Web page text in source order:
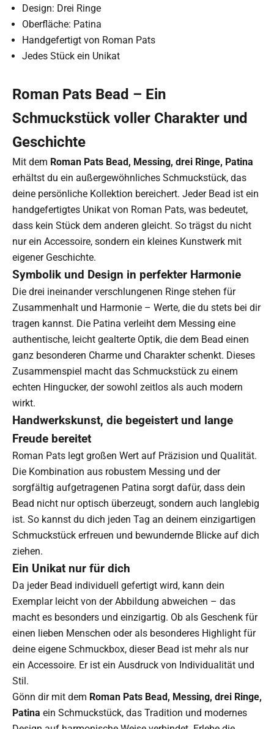
Design: Drei Ringe
Oberfläche: Patina
Handgefertigt von Roman Pats
Jedes Stück ein Unikat
Roman Pats Bead – Ein
Schmuckstück voller Charakter und
Geschichte
Mit dem Roman Pats Bead, Messing, drei Ringe, Patina
erhältst du ein außergewöhnliches Schmuckstück, das
deine persönliche Kollektion bereichert. Jeder Bead ist ein
handgefertigtes Unikat von Roman Pats, was bedeutet,
dass kein Stück dem anderen gleicht. So trägst du nicht
nur ein Accessoire, sondern ein kleines Kunstwerk mit
eigener Geschichte.
Symbolik und Design in perfekter Harmonie
Die drei ineinander verschlungenen Ringe stehen für
Zusammenhalt und Harmonie – Werte, die du stets bei dir
tragen kannst. Die Patina verleiht dem Messing eine
authentische, leicht gealterte Optik, die dem Bead einen
ganz besonderen Charme und Charakter schenkt. Dieses
Zusammenspiel macht das Schmuckstück zu einem
echten Hingucker, der sowohl zeitlos als auch modern
wirkt.
Handwerkskunst, die begeistert und lange
Freude bereitet
Roman Pats legt großen Wert auf Präzision und Qualität.
Die Kombination aus robustem Messing und der
sorgfältig aufgetragenen Patina sorgt dafür, dass dein
Bead nicht nur optisch überzeugt, sondern auch langlebig
ist. So kannst du dich jeden Tag an deinem einzigartigen
Schmuckstück erfreuen und bewundernde Blicke auf dich
ziehen.
Ein Unikat nur für dich
Da jeder Bead individuell gefertigt wird, kann dein
Exemplar leicht von der Abbildung abweichen – das
macht es besonders und einzigartig. Ob als Geschenk für
einen lieben Menschen oder als besonderes Highlight für
deine eigene Schmuckbox, dieser Bead ist mehr als nur
ein Accessoire. Er ist ein Ausdruck von Individualität und
Stil.
Gönn dir mit dem Roman Pats Bead, Messing, drei Ringe,
Patina ein Schmuckstück, das Tradition und modernes